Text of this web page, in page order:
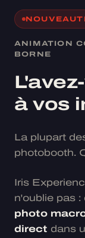
ANIMATION
BORNE
à vos
La plupart
photobooth.
Iris
n'oublie pas
photo
direct dans